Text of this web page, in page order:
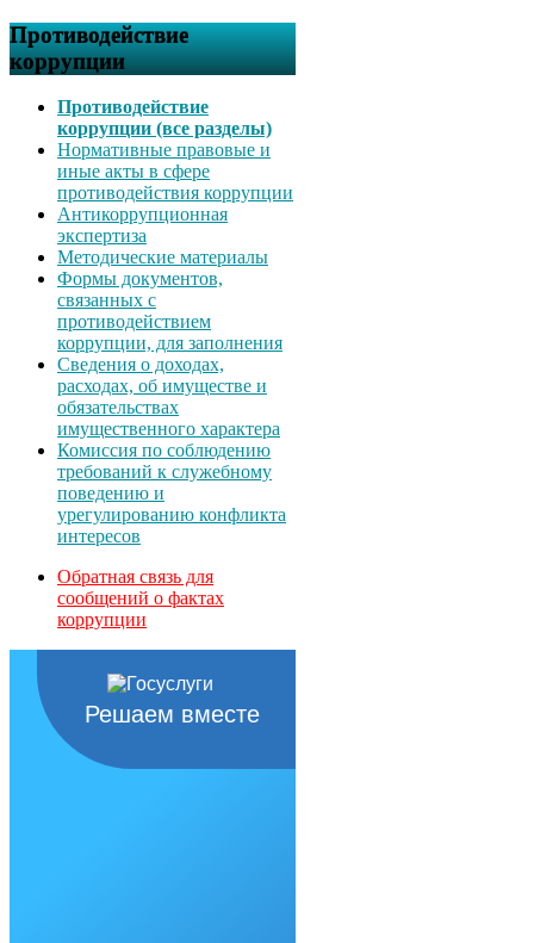
Противодействие
коррупции
Противодействие
коррупции (все разделы)
Нормативные правовые и
иные акты в сфере
противодействия коррупции
Антикоррупционная
экспертиза
Методические материалы
Формы документов,
связанных с
противодействием
коррупции, для заполнения
Сведения о доходах,
расходах, об имуществе и
обязательствах
имущественного характера
Комиссия по соблюдению
требований к служебному
поведению и
урегулированию конфликта
интересов
Обратная связь для
сообщений о фактах
коррупции
Решаем вместе